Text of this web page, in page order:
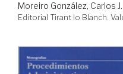
Moreiro González, Carlos J.
Editorial Tirant lo Blanch.